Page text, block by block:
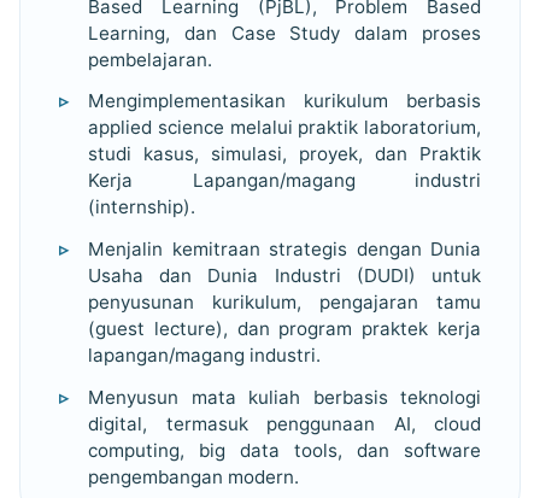
Based Learning (PjBL), Problem Based
Learning, dan Case Study dalam proses
pembelajaran.
Mengimplementasikan kurikulum berbasis
applied science melalui praktik laboratorium,
studi kasus, simulasi, proyek, dan Praktik
Kerja Lapangan/magang industri
(internship).
Menjalin kemitraan strategis dengan Dunia
Usaha dan Dunia Industri (DUDI) untuk
penyusunan kurikulum, pengajaran tamu
(guest lecture), dan program praktek kerja
lapangan/magang industri.
Menyusun mata kuliah berbasis teknologi
digital, termasuk penggunaan AI, cloud
computing, big data tools, dan software
pengembangan modern.